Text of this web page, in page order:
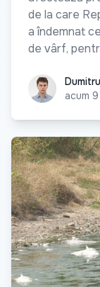
de la care
a îndemnat
de vârf,
Dumitru
acum